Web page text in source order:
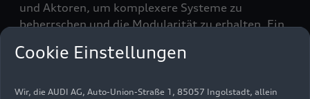
und Aktoren, um komplexere Systeme zu
beherrschen und die Modularität zu erhalten. Ein
Backend-Anbindung für Car-to-X-
Offboard-Funktionen. Audi setzt die neue
Cookie Einstellungen
Wir, die AUDI AG, Auto-Union-Straße 1, 85057 Ingolstadt, allein